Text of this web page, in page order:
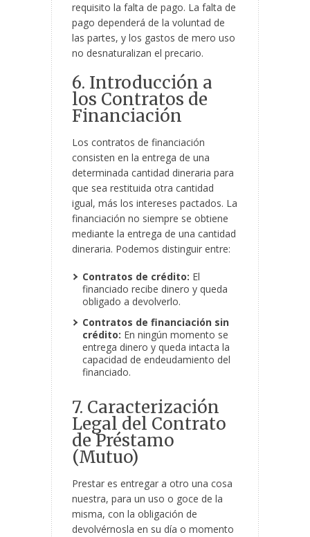
requisito la falta de pago. La falta de
pago dependerá de la voluntad de
las partes, y los gastos de mero uso
no desnaturalizan el precario.
6. Introducción a
los Contratos de
Financiación
Los contratos de financiación
consisten en la entrega de una
determinada cantidad dineraria para
que sea restituida otra cantidad
igual, más los intereses pactados. La
financiación no siempre se obtiene
mediante la entrega de una cantidad
dineraria. Podemos distinguir entre:
Contratos de crédito: El
financiado recibe dinero y queda
obligado a devolverlo.
Contratos de financiación sin
crédito: En ningún momento se
entrega dinero y queda intacta la
capacidad de endeudamiento del
financiado.
7. Caracterización
Legal del Contrato
de Préstamo
(Mutuo)
Prestar es entregar a otro una cosa
nuestra, para un uso o goce de la
misma, con la obligación de
devolvérnosla en su día o momento